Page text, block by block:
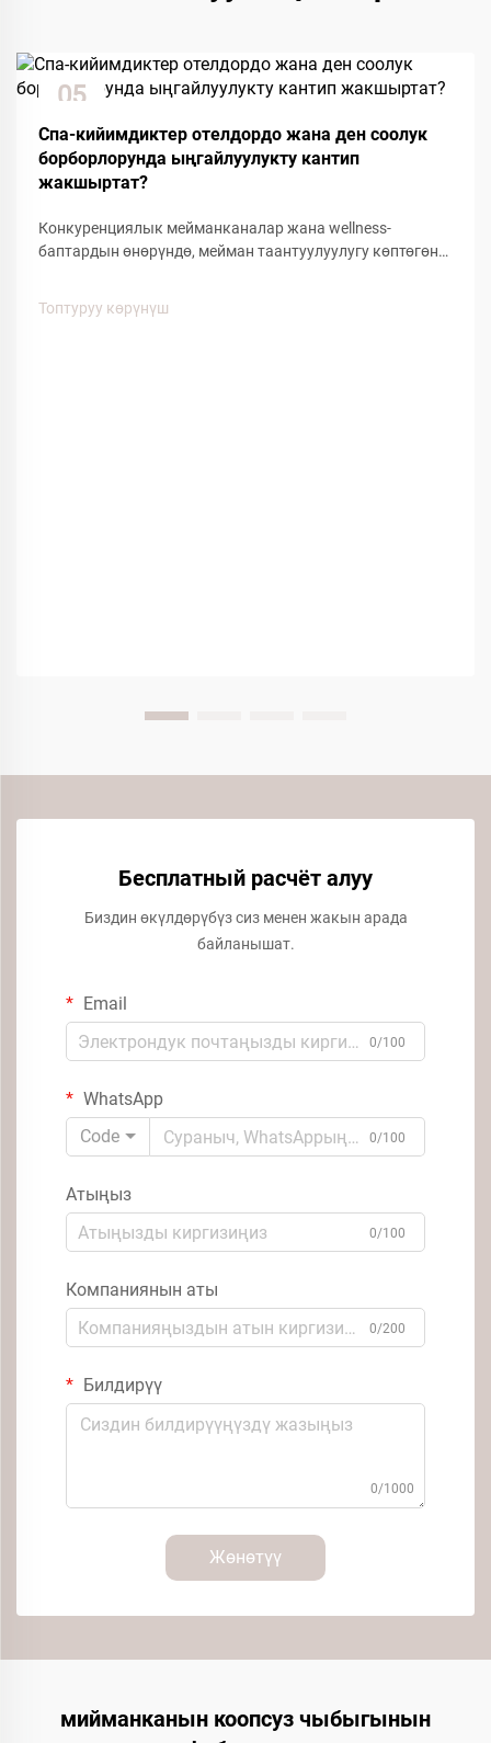
05
Спа-кийимдиктер отелдордо жана ден соолук
борборлорунда ыңгайлуулукту кантип
жакшыртат?
Конкуренциялык мейманканалар жана wellness-
баптардын өнөрүндө, мейман таантуулуулугу көптөгөн
тийгизген көптөгөн факторлордун ичинен, спа кийимдер
Топтуруу көрүнүш
Бесплатный расчёт алуу
Биздин өкүлдөрүбүз сиз менен жакын арада
байланышат.
Email
0/100
WhatsApp
Code
0/100
Атыңыз
0/100
Компаниянын аты
0/200
Билдирүү
0/1000
Жөнөтүү
мийманканын коопсуз чыбыгынын